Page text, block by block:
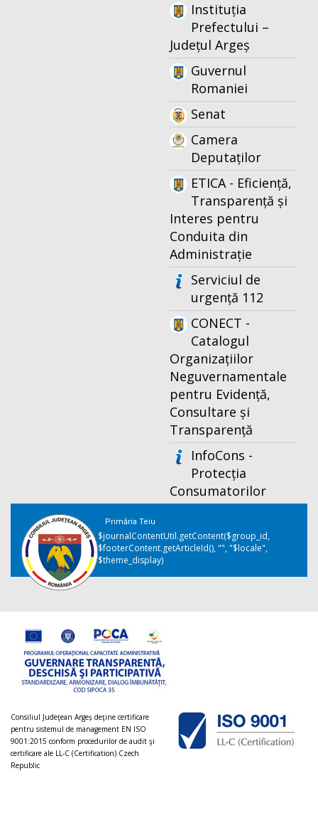
Instituția
Prefectului –
Județul Argeș
Guvernul
Romaniei
Senat
Camera
Deputaților
ETICA - Eficiență,
Transparență și
Interes pentru
Conduita din
Administrație
Serviciul de
urgență 112
CONECT -
Catalogul
Organizațiilor
Neguvernamentale
pentru Evidență,
Consultare și
Transparență
InfoCons -
Protecția
Consumatorilor
Primăria Teiu
$journalContentUtil.getContent($group_id,
$footerContent.getArticleId(), "", "$locale",
$theme_display)
Consiliul Judeţean Argeș deţine certificare
pentru sistemul de management EN ISO
9001:2015 conform procedurilor de audit şi
certificare ale LL-C (Certification) Czech
Republic